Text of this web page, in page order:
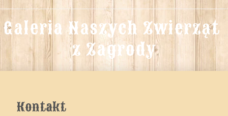
Galeria Naszych Zwierząt
z Zagrody
Kontakt